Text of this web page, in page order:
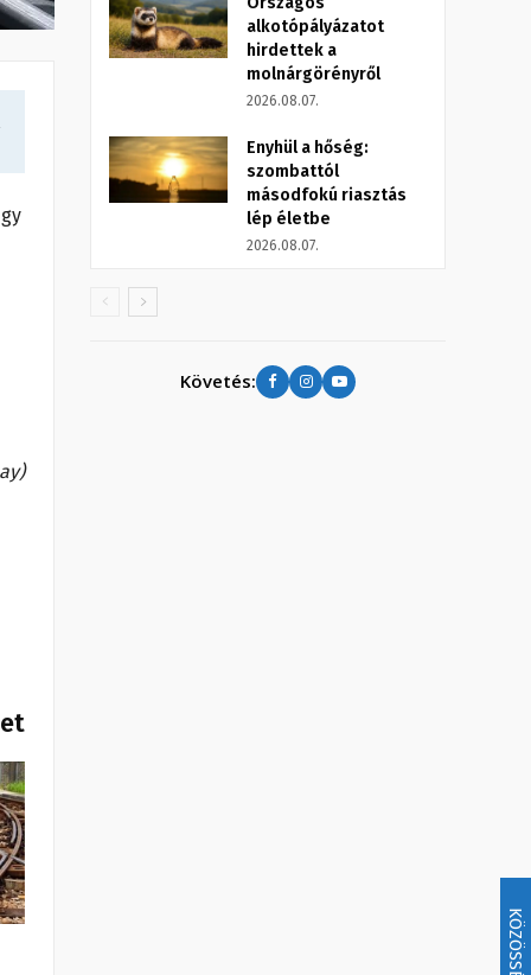
KÖZÖSSÉG
alkotópályázatot
hirdettek a
molnárgörényről
2026.08.07.
Enyhül a hőség:
szombattól
másodfokú riasztás
lép életbe
2026.08.07.
Követés: